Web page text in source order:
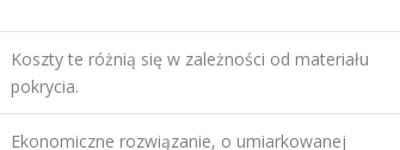
Koszty te różnią się w zależności od materiału
pokrycia.
Ekonomiczne rozwiązanie, o umiarkowanej